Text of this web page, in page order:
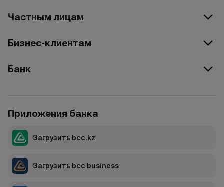
Частным лицам
Бизнес-клиентам
Банк
Приложения банка
Загрузить bcc.kz
Загрузить bcc business